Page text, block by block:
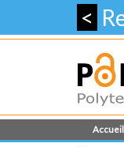
<
Accueil